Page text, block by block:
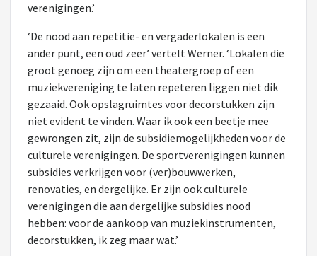
verenigingen.’
‘De nood aan repetitie- en vergaderlokalen is een
ander punt, een oud zeer’ vertelt Werner. ‘Lokalen die
groot genoeg zijn om een theatergroep of een
muziekvereniging te laten repeteren liggen niet dik
gezaaid. Ook opslagruimtes voor decorstukken zijn
niet evident te vinden. Waar ik ook een beetje mee
gewrongen zit, zijn de subsidiemogelijkheden voor de
culturele verenigingen. De sportverenigingen kunnen
subsidies verkrijgen voor (ver)bouwwerken,
renovaties, en dergelijke. Er zijn ook culturele
verenigingen die aan dergelijke subsidies nood
hebben: voor de aankoop van muziekinstrumenten,
decorstukken, ik zeg maar wat.’